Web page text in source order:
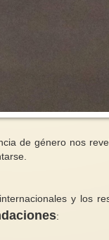
de género nos
y los
:
de la mujer
El